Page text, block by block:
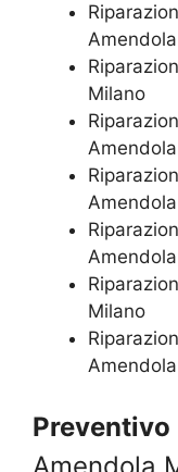
Milano
Milano
Preventivo
Amendola